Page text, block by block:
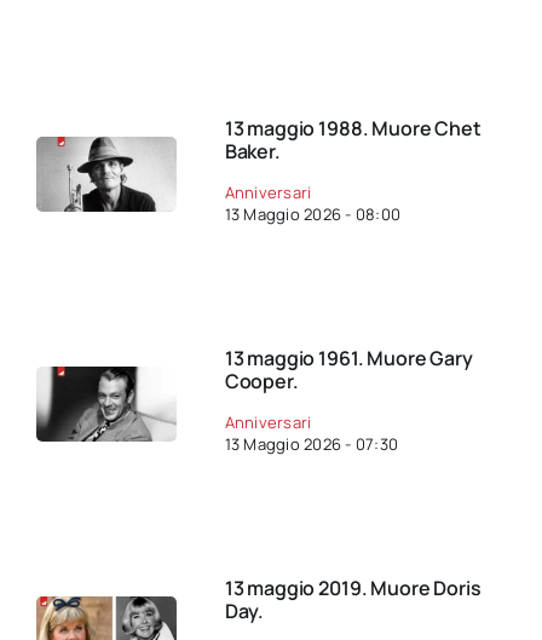
13 maggio 1988. Muore Chet
Baker.
Anniversari
13 Maggio 2026 - 08:00
13 maggio 1961. Muore Gary
Cooper.
Anniversari
13 Maggio 2026 - 07:30
13 maggio 2019. Muore Doris
Day.